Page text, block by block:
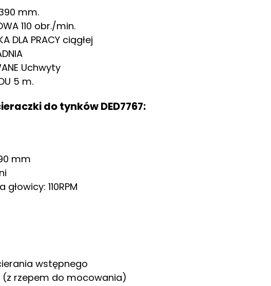
390 mm.
110 obr./min.
DLA PRACY ciągłej
Uchwyty
5 m.
do tynków DED7767:
mm
110RPM
wstępnego
(z rzepem do mocowania)